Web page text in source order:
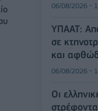
06/08/2026 -
ΥΠΑΑΤ:
σε
και
06/08/2026 -
Οι